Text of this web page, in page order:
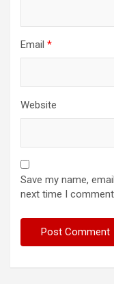
Email *
Website
Save my name,
next time I